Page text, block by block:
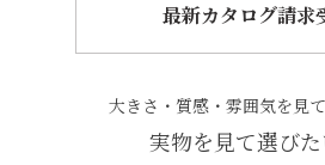
最新カタログ請求
大きさ・質感・雰囲気を見
実物を見て選び